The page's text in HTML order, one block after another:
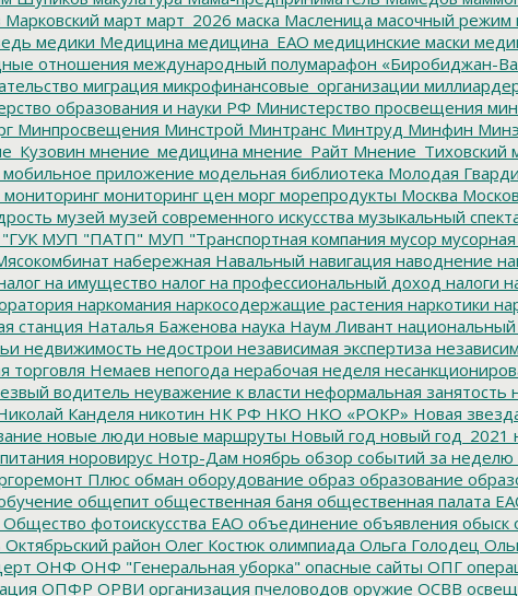
Марковский март март_2026 маска Масленица масочный режим
медики Медицина медицина_ЕАО медицинские маски
отношения международный полумарафон «Биробиджан-
миграция микрофинансовые_организации
образования и науки РФ Министерство просвещения
Минпросвещения Минстрой Минтранс Минтруд Минфин
мнение_медицина мнение_Райт Мнение_Тиховский
мобильное приложение модельная библиотека Молодая
мониторинг мониторинг цен морг морепродукты Москва
музей музей современного искусства музыкальный
МУП "ПАТП" МУП "Транспортная компания мусор
набережная Навальный навигация наводнение
на имущество налог на профессиональный доход налоги
наркомания наркосодержащие растения наркотики
станция Наталья Баженова наука Наум Ливант национальный
недвижимость недострои независимая экспертиза
торговля Немаев непогода нерабочая неделя
водитель неуважение к власти неформальная занятость
Канделя никотин НК РФ НКО НКО «РОКР» Новая
новые люди новые маршруты Новый год новый год_2021
норовирус Нотр-Дам ноябрь обзор событий за неделю
Плюсобман оборудование образ образование
общепит общественная баня общественная палата
Общество фотоискусства ЕАО объединение объявления обыск
Октябрьский район Олег Костюк олимпиада Ольга Голодец
ОНФ ОНФ "Генеральная уборка" опасные сайты ОПГ
ОПФР ОРВИ организация пчеловодов оружие ОСВВ